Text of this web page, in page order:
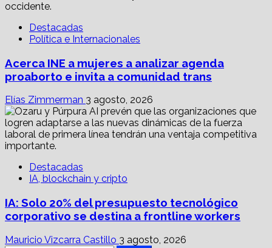
Destacadas
Política e Internacionales
Acerca INE a mujeres a analizar agenda
proaborto e invita a comunidad trans
Elías Zimmerman 3 agosto, 2026
Destacadas
IA, blockchain y cripto
IA: Solo 20% del presupuesto tecnológico
corporativo se destina a frontline workers
Mauricio Vizcarra Castillo 3 agosto, 2026